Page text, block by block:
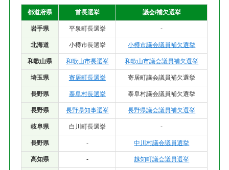
都道府県 首長選挙 議会/補欠選挙
岩手県 平泉町長選挙 -
北海道 小樽市長選挙 小樽市議会議員補欠選挙
和歌山県 和歌山市長選挙 和歌山市議会議員補欠選挙
埼玉県 寄居町長選挙 寄居町議会議員補欠選挙
長野県 泰阜村長選挙 泰阜村議会議員補欠選挙
長野県 長野県知事選挙 長野県議会議員補欠選挙
岐阜県 白川町長選挙 -
長野県 - 中川村議会議員選挙
高知県 - 越知町議会議員選挙